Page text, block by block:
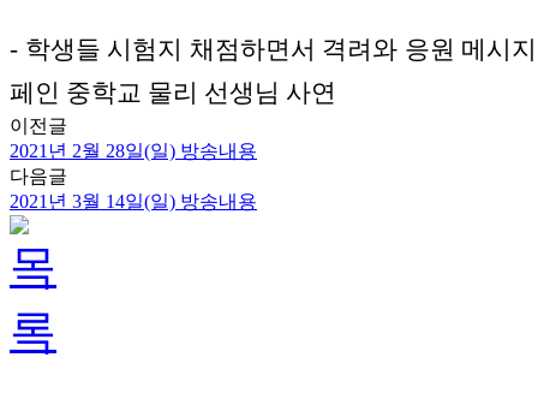
- 학생들 시험지 채점하면서 격려와 응원 메시
페인 중학교 물리 선생님 사연
이전글
2021년 2월 28일(일) 방송내용
다음글
2021년 3월 14일(일) 방송내용